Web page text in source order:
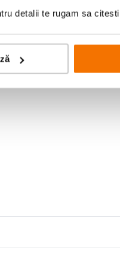
detalii te rugam sa citesti